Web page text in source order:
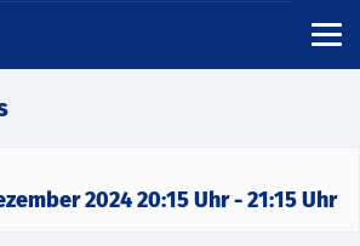
2024 20:15 Uhr- 21:15 Uhr